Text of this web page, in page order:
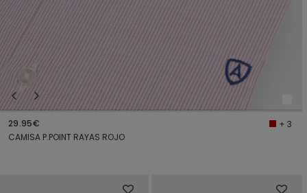
29.95€
+ 3
CAMISA P.POINT RAYAS ROJO